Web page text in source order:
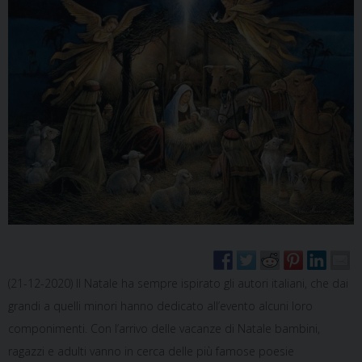
(21-12-2020) Il Natale ha sempre ispirato gli autori italiani, che dai
grandi a quelli minori hanno dedicato all’evento alcuni loro
componimenti. Con l’arrivo delle vacanze di Natale bambini,
ragazzi e adulti vanno in cerca delle più famose poesie